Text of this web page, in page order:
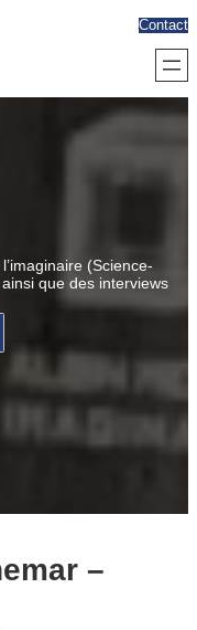
Contact
(Science-
que des interviews
–